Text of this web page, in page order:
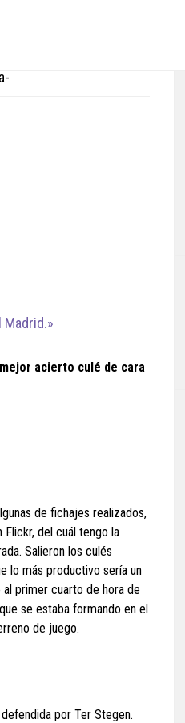
acierto culé de cara
de fichajes realizados,
Flickr, del cuál tengo la
Salieron los culés
lo más productivo sería un
primer cuarto de hora de
se estaba formando en el
de juego.
por Ter Stegen.